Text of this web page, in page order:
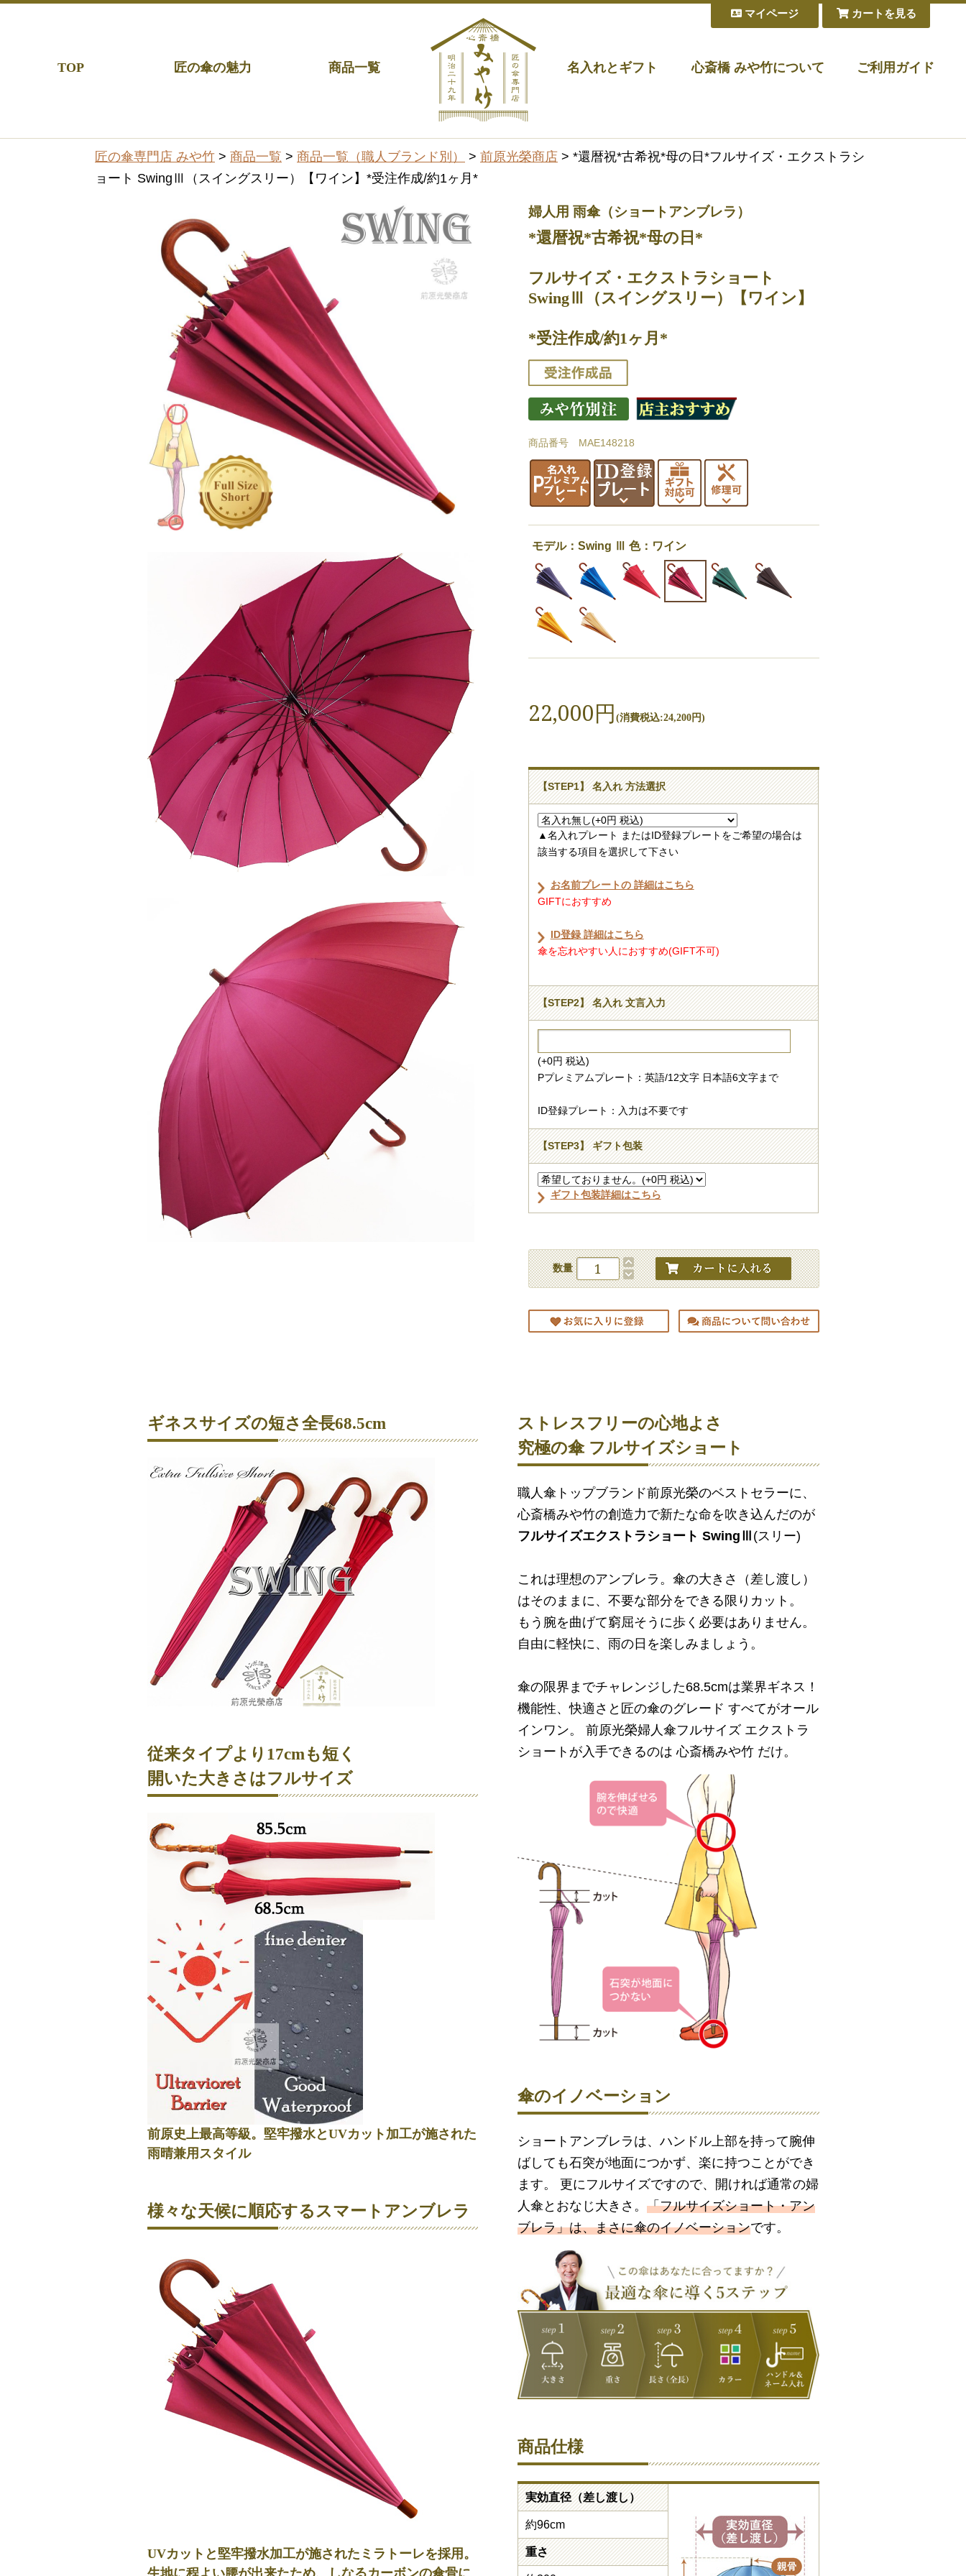
TOP 匠の傘の魅力 商品一覧 名入れとギフト 心斎橋 みや竹について ご利用ガイド
カートを見る
マイページ
匠の傘専門店 みや竹 > 商品一覧 > 商品一覧（職人ブランド別） > 前原光榮商店 > *還暦祝*古希祝*母の日*フルサイズ・エクストラシ
ョート SwingⅢ（スイングスリー）【ワイン】*受注作成/約1ヶ月*
婦人用 雨傘（ショートアンブレラ）
*還暦祝*古希祝*母の日*
フルサイズ・エクストラショート
SwingⅢ（スイングスリー）【ワイン】
*受注作成/約1ヶ月*
商品番号 MAE148218
モデル：Swing Ⅲ 色：ワイン
22,000円 (消費税込:24,200円)
【STEP1】 名入れ 方法選択
▲名入れプレート またはID登録プレートをご希望の場合は
該当する項目を選択して下さい
お名前プレートの 詳細はこちら
GIFTにおすすめ
ID登録 詳細はこちら
傘を忘れやすい人におすすめ(GIFT不可)
【STEP2】 名入れ 文言入力
(+0円 税込)
Pプレミアムプレート：英語/12文字 日本語6文字まで
ID登録プレート：入力は不要です
【STEP3】 ギフト包装
ギフト包装詳細はこちら
数量
ギネスサイズの短さ全長68.5cm
従来タイプより17cmも短く
開いた大きさはフルサイズ
前原史上最高等級。堅牢撥水とUVカット加工が施された
雨晴兼用スタイル
様々な天候に順応するスマートアンブレラ
UVカットと堅牢撥水加工が施されたミラトーレを採用。
生地に程よい腰が出来たため、しなるカーボンの傘骨に
ストレスフリーの心地よさ
究極の傘 フルサイズショート
職人傘トップブランド前原光榮のベストセラーに、
心斎橋みや竹の創造力で新たな命を吹き込んだのが
フルサイズエクストラショート SwingⅢ (スリー)
これは理想のアンブレラ。傘の大きさ（差し渡し）
はそのままに、不要な部分をできる限りカット。
もう腕を曲げて窮屈そうに歩く必要はありません。
自由に軽快に、雨の日を楽しみましょう。
傘の限界までチャレンジした68.5cmは業界ギネス！
機能性、快適さと匠の傘のグレード すべてがオール
インワン。 前原光榮婦人傘フルサイズ エクストラ
ショートが入手できるのは 心斎橋みや竹 だけ。
傘のイノベーション
ショートアンブレラは、ハンドル上部を持って腕伸
ばしても石突が地面につかず、楽に持つことができ
ます。 更にフルサイズですので、開ければ通常の婦
人傘とおなじ大きさ。 「フルサイズショート・アン
ブレラ」は、まさに傘のイノベーションです。
商品仕様
実効直径（差し渡し）
約96cm
重さ